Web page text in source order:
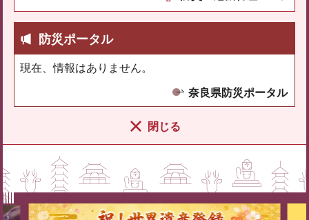
防災ポータル
現在、情報はありません。
奈良県防災ポータル
閉じる